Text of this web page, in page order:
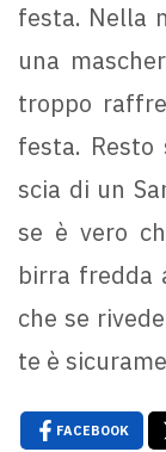
festa. Nella
una
troppo
festa. Resto
scia di un
se è vero
birra fredda
che se
te è
FACEBOOK